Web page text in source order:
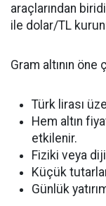
araçlarından
ile dolar/TL
Gram altının öne
Türk lirası
Hem altın
etkilenir.
Fiziki veya
Küçük
Günlük